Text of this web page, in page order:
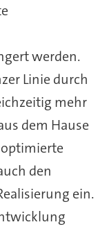
werden.
Linie durch
mehr
dem Hause
den
ein.